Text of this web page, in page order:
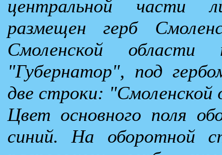
центральной части
размещен герб
Смоленской области
"Губернатор", под
две строки: "Смоленской
Цвет основного поля
синий. На оборотной